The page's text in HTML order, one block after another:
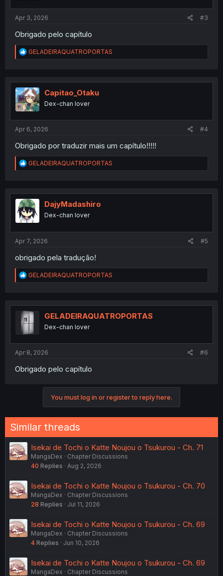
Apr 3, 2026 #3
Obrigado pelo capítulo
R
e
t
i
o
n
GELADEIRAQUATROPORTAS
Capitao_Otaku
Dex-chan lover
Apr 6, 2026 #4
Obrigado por traduzir mais um capítulo!!!!!
R
e
t
i
o
n
GELADEIRAQUATROPORTAS
DajyMadashiro
Dex-chan lover
Apr 7, 2026 #5
obrigado pela tradução!
R
e
t
i
o
n
GELADEIRAQUATROPORTAS
GELADEIRAQUATROPORTAS
Dex-chan lover
Apr 8, 2026 #6
Obrigado pelo capítulo
You must log in or register to reply here.
Similar threads
Isekai de Tochi o Katte Noujou o Tsukurou - Ch. 71
MangaDex
Chapter Discussions
40 Replies Aug 2, 2026
Isekai de Tochi o Katte Noujou o Tsukurou - Ch. 70
MangaDex
Chapter Discussions
28 Replies Jul 11, 2026
Isekai de Tochi o Katte Noujou o Tsukurou - Ch. 69
MangaDex
Chapter Discussions
4 Replies Jun 10, 2026
Isekai de Tochi o Katte Noujou o Tsukurou - Ch. 69
MangaDex Chapter Discussions